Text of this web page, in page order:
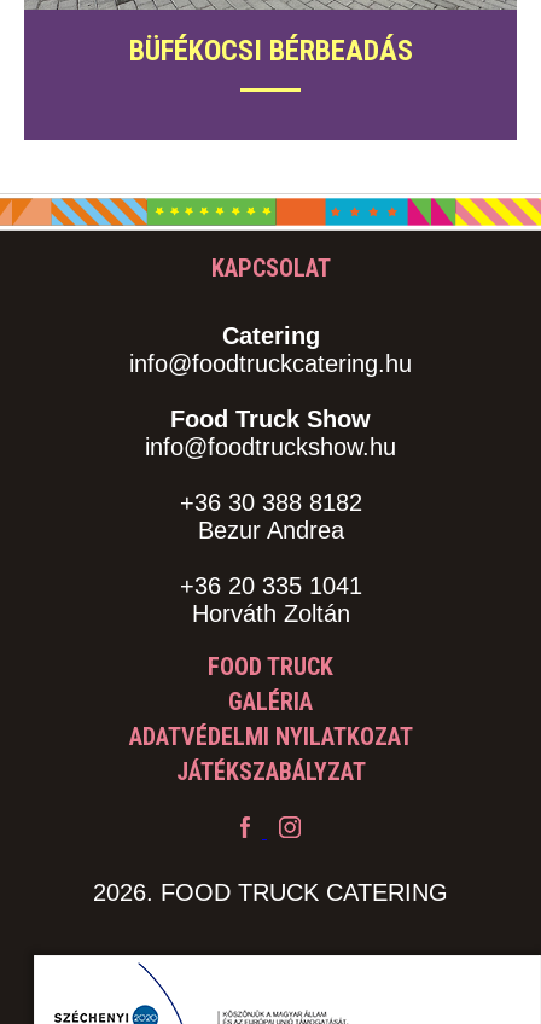
BÜFÉKOCSI BÉRBEADÁS
KAPCSOLAT
Catering
info@foodtruckcatering.hu
Food Truck Show
info@foodtruckshow.hu
+36 30 388 8182
Bezur Andrea
+36 20 335 1041
Horváth Zoltán
FOOD TRUCK
GALÉRIA
ADATVÉDELMI NYILATKOZAT
JÁTÉKSZABÁLYZAT
2026. FOOD TRUCK CATERING